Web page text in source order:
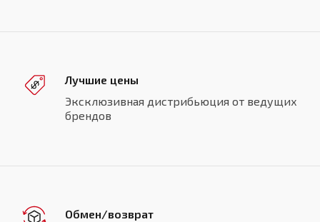
Лучшие цены
Эксклюзивная дистрибьюция от ведущих
брендов
Обмен/возврат